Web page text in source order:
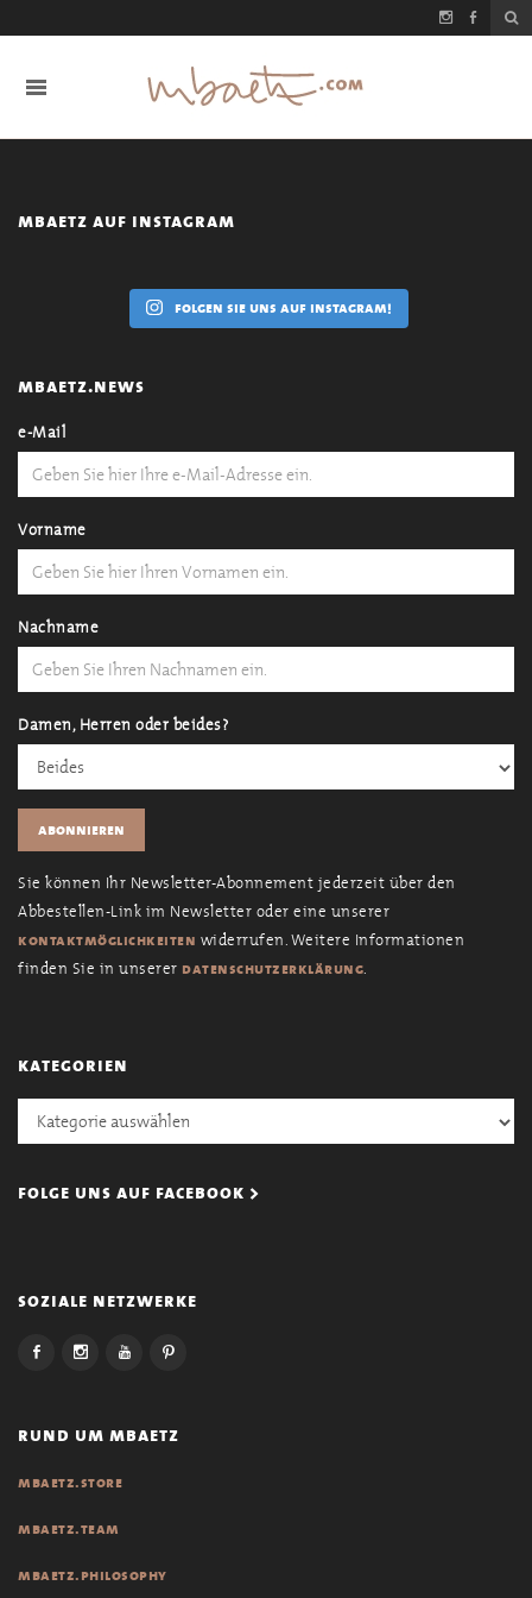
mbaetz auf instagram
folgen sie uns auf instagram!
mbaetz.news
e-Mail
Vorname
Nachname
Damen, Herren oder beides?
Sie können Ihr Newsletter-Abonnement jederzeit über den
Abbestellen-Link im Newsletter oder eine unserer
kontaktmöglichkeiten widerrufen. Weitere Informationen
finden Sie in unserer datenschutzerklärung.
kategorien
Kategorien
folge uns auf facebook >
soziale netzwerke
rund um mbaetz
mbaetz.store
mbaetz.team
mbaetz.philosophy